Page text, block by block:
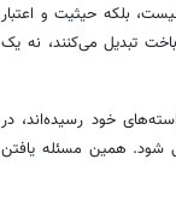
بلکه حیثیت و اعتبار
تبدیل می‌کنند، نه یک
خود رسیده‌اند، در
شود. همین مسئله یافتن